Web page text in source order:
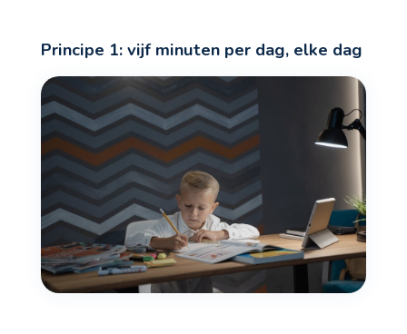
Principe 1: vijf minuten per dag, elke dag